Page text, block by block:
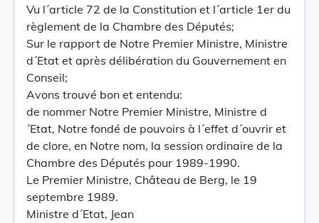
Vu l´article 72 de la Constitution et l´article 1er du
règlement de la Chambre des Députés;
Sur le rapport de Notre Premier Ministre, Ministre
d´Etat et après délibération du Gouvernement en
Conseil;
Avons trouvé bon et entendu:
de nommer Notre Premier Ministre, Ministre d
´Etat, Notre fondé de pouvoirs à l´effet d´ouvrir et
de clore, en Notre nom, la session ordinaire de la
Chambre des Députés pour 1989-1990.
Le Premier Ministre, Château de Berg, le 19
septembre 1989.
Ministre d´Etat, Jean